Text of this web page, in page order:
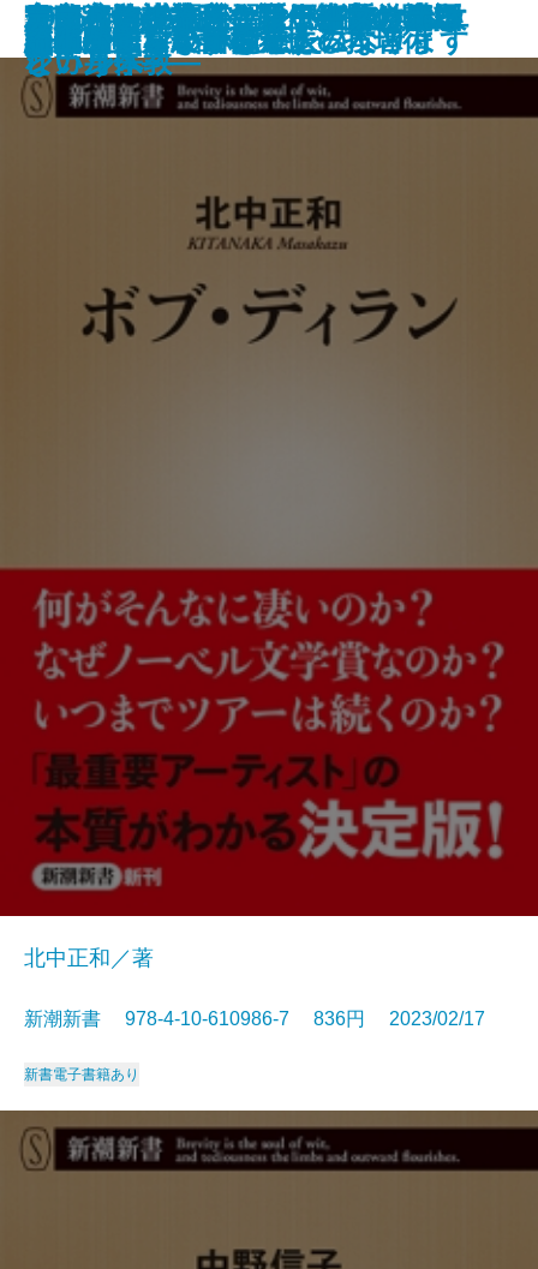
目的への抵抗―シリーズ哲学講話
―
2035年の中国―習近平路線は生き
残るか―
不老脳
国難のインテリジェンス
マイ遍路―札所住職が歩いた四国
八十八ヶ所―
東京大学の式辞―歴代総長の贈る
言葉―
官邸官僚が本音で語る権力の使い
方
うらやましいボケかた
NHK受信料の研究
山本由伸 常識を変える投球術
新書電子書籍あり
ボブ・ディラン
北中正和／著
新潮新書 978-4-10-610986-7 836円 2023/02/17
新書電子書籍あり
脳の闇
正義の味方が苦手です
悪さをしない子は悪人になります
患者が知らない開業医の本音
誰が農業を殺すのか
寿命ハック―死なない細胞、老い
ない身体―
シチリアの奇跡―マフィアからエ
シカルへ―
流山がすごい
デマ・陰謀論・カルト―スマホ教
という宗教―